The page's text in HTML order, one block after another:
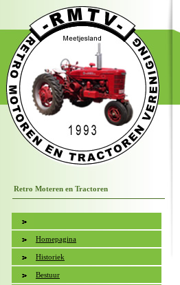
Retro Moteren en Tractoren
Homepagina
Historiek
Bestuur